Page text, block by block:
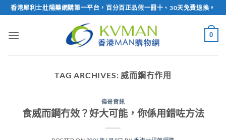
Skip
to
content
香港犀利士壯陽藥網購第一平台，百分百正品假一罰十、30天免費退換。
0
TAG ARCHIVES: 威而鋼冇作用
偉哥資訊
食威而鋼冇效？好大可能，你係用錯咗方法